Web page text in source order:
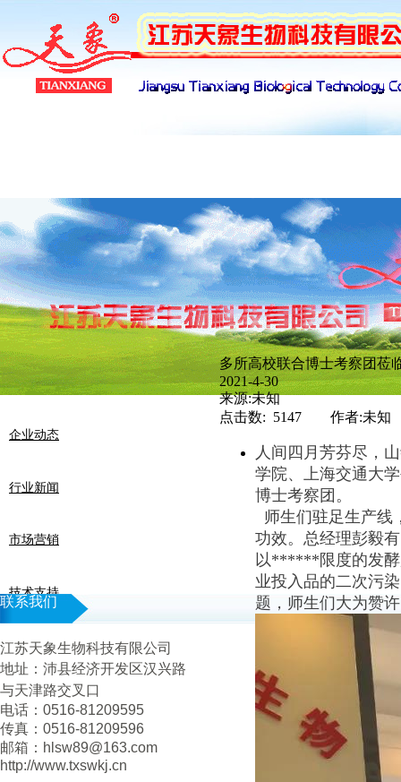
新闻分类
联系我们
江苏天象生物科技有限公司
地址： 沛县经济开发区汉兴路
与天津路交叉口
电话：0516-81209595
传真：0516-81209596
邮箱：hlsw89@163.com
http://www.txswkj.cn
企业动态
行业新闻
市场营销
技术支持
多所高校联合博士考察团莅
2021-4-30
来源:未知
点击数: 5147 作者:未知
人间四月芳芬尽，
学院、上海交通大
博士考察团。
师生们驻足生产线
功效。总经理彭毅
以******限度的发酵
业投入品的二次污
题，师生们大为赞